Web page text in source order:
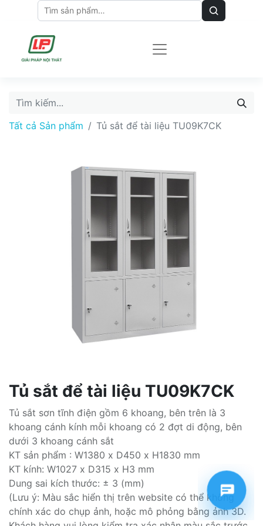
Tất cả Sản phẩm Tủ sắt để tài liệu TU09K7CK
Tủ sắt để tài liệu TU09K7CK
Tủ sắt sơn tĩnh điện gồm 6 khoang, bên trên là 3
khoang cánh kính mỗi khoang có 2 đợt di động, bên
dưới 3 khoang cánh sắt
KT sản phẩm : W1380 x D450 x H1830 mm
KT kính: W1027 x D315 x H3 mm
Dung sai kích thước: ± 3 (mm)
(Lưu ý: Màu sắc hiển thị trên website có thể không
chính xác do chụp ảnh, hoặc mô phỏng bằng ảnh 3D.